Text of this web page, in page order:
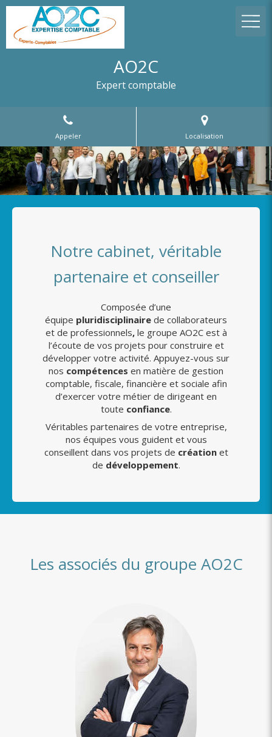
AO2C
Expert comptable
Appeler Localisation
Notre cabinet, véritable
partenaire et conseiller
Composée d’une
équipe pluridisciplinaire de collaborateurs
et de professionnels,le groupe AO2C est à
l’écoute de vos projets pour construire et
développer votre activité. Appuyez-vous sur
nos compétences en matière de gestion
comptable, fiscale, financière et sociale afin
d’exercer votre métier de dirigeant en
toute confiance.
Véritables partenaires de votre entreprise,
nos équipes vous guident et vous
conseillent dans vos projets de créationet
de développement.
Les associés du groupe AO2C